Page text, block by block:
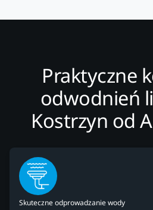
Praktyczne
odwodnień
Kostrzyn od
Skuteczne odprowadzanie wody